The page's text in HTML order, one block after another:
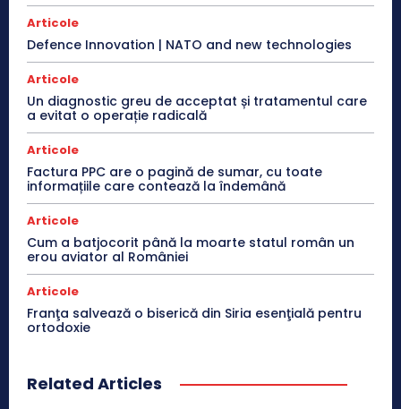
Articole
Defence Innovation | NATO and new technologies
Articole
Un diagnostic greu de acceptat și tratamentul care
a evitat o operație radicală
Articole
Factura PPC are o pagină de sumar, cu toate
informațiile care contează la îndemână
Articole
Cum a batjocorit până la moarte statul român un
erou aviator al României
Articole
Franţa salvează o biserică din Siria esenţială pentru
ortodoxie
Related Articles